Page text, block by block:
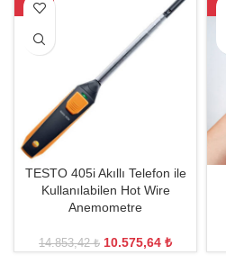
-29%
TESTO 405i Akıllı Telefon ile
Kullanılabilen Hot Wire
Anemometre
14.853,42₺ 10.575,64 ₺
-